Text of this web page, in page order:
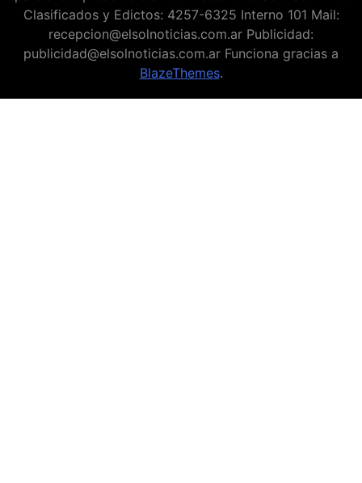
Clasificados y Edictos: 4257-6325 Interno 101 Mail:
recepcion@elsolnoticias.com.ar Publicidad:
publicidad@elsolnoticias.com.ar Funciona gracias a
BlazeThemes.